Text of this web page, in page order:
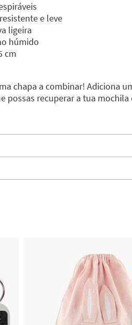
e leve
ligeira
húmido
cm
chapa a combinar! Adiciona
possas recuperar a tua mochila